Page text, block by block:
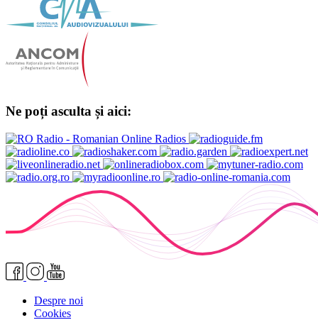
Ne poți asculta și aici:
Despre noi
Cookies